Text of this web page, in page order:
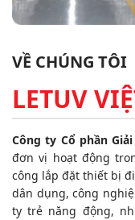
VỀ CHÚNG TÔI
LETUV
Công ty Cổ phần
đơn vị hoạt động
công lắp đặt thiết bị
dân dụng, công
ty trẻ năng động,